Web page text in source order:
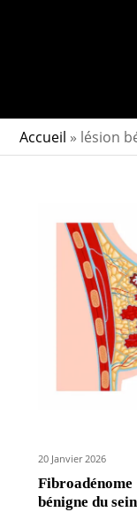
Accueil » lésion
20 Janvier 2026
bénigne du sein